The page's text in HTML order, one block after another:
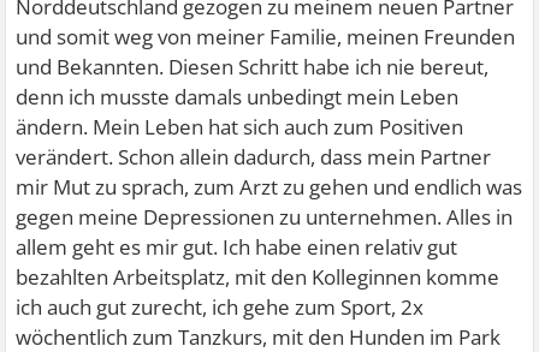
Norddeutschland gezogen zu meinem neuen Partner
und somit weg von meiner Familie, meinen Freunden
und Bekannten. Diesen Schritt habe ich nie bereut,
denn ich musste damals unbedingt mein Leben
ändern. Mein Leben hat sich auch zum Positiven
verändert. Schon allein dadurch, dass mein Partner
mir Mut zu sprach, zum Arzt zu gehen und endlich was
gegen meine Depressionen zu unternehmen. Alles in
allem geht es mir gut. Ich habe einen relativ gut
bezahlten Arbeitsplatz, mit den Kolleginnen komme
ich auch gut zurecht, ich gehe zum Sport, 2x
wöchentlich zum Tanzkurs, mit den Hunden im Park